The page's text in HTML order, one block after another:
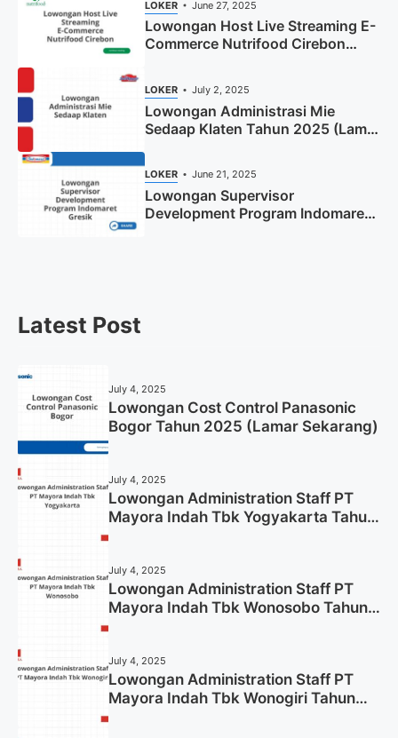
LOKER June 27, 2025
Lowongan Host Live Streaming E-
Commerce Nutrifood Cirebon
LOKER July 2, 2025
Lowongan Administrasi Mie
Sedaap Klaten Tahun 2025 (Lamar
LOKER June 21, 2025
Lowongan Supervisor
Development Program Indomaret
Latest Post
July 4, 2025
Lowongan Cost Control Panasonic
Bogor Tahun 2025 (Lamar Sekarang)
July 4, 2025
Lowongan Administration Staff PT
Mayora Indah Tbk Yogyakarta Tahun
July 4, 2025
Lowongan Administration Staff PT
Mayora Indah Tbk Wonosobo Tahun
July 4, 2025
Lowongan Administration Staff PT
Mayora Indah Tbk Wonogiri Tahun